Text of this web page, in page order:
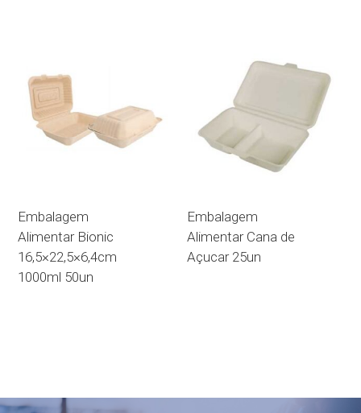
Embalagem
Alimentar Bionic
16,5×22,5×6,4cm
1000ml 50un
Embalagem
Alimentar Cana de
Açucar 25un